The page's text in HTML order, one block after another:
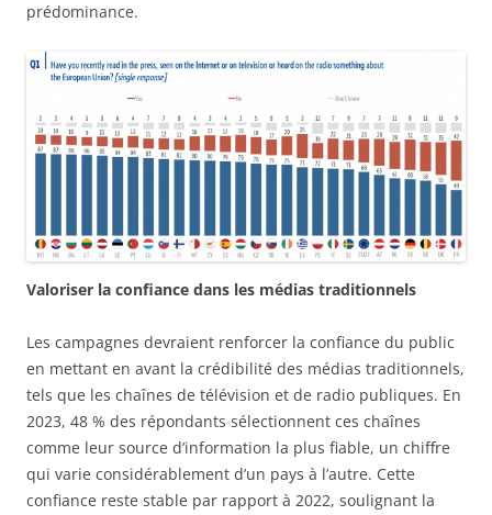
prédominance.
Valoriser la confiance dans les médias traditionnels
Les campagnes devraient renforcer la confiance du public
en mettant en avant la crédibilité des médias traditionnels,
tels que les chaînes de télévision et de radio publiques. En
2023, 48 % des répondants sélectionnent ces chaînes
comme leur source d’information la plus fiable, un chiffre
qui varie considérablement d’un pays à l’autre. Cette
confiance reste stable par rapport à 2022, soulignant la